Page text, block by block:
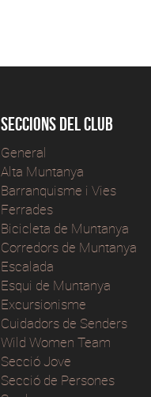
Seccions del club
General
Alta Muntanya
Barranquisme i Vies
Ferrades
Bicicleta de Muntanya
Corredors de Muntanya
Escalada
Esqui de Muntanya
Excursionisme
Cuidadors de Senders
Wild Women Team
Secció Jove
Secció de Persones